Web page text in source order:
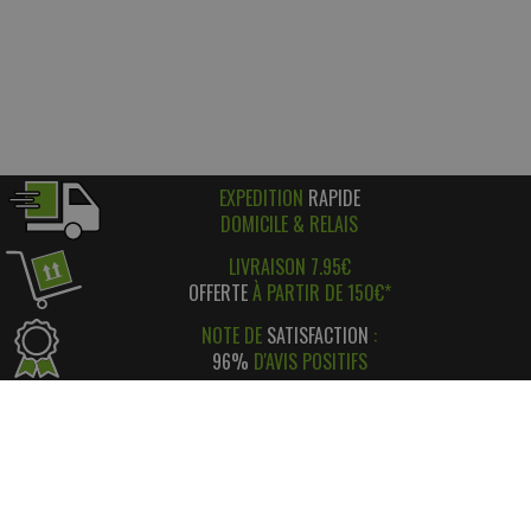
EXPEDITION RAPIDE
DOMICILE & RELAIS
LIVRAISON 7.95€
OFFERTEÀ PARTIR DE 150€*
NOTE DE SATISFACTION :
96% D'AVIS POSITIFS